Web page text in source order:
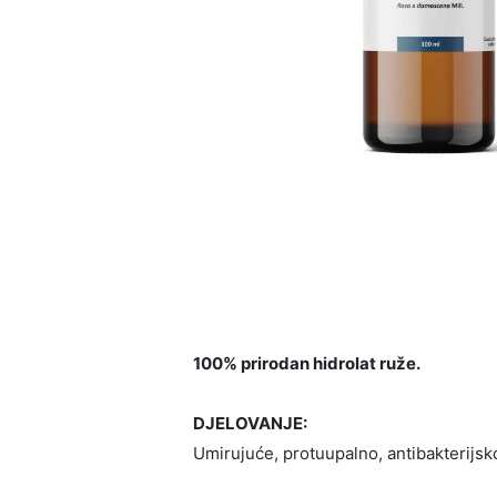
100% prirodan hidrolat ruže.
DJELOVANJE:
Umirujuće, protuupalno,